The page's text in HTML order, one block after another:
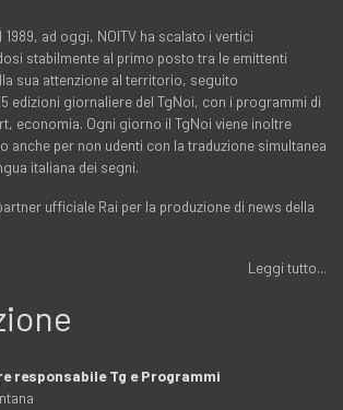
ad oggi, NOITV ha scalato i vertici
stabilmente al primo posto tra le emittenti
sua attenzione al territorio, seguito
edizioni giornaliere del TgNoi, con i programmi di
economia. Ogni giorno il TgNoi viene inoltre
anche per non udenti con la traduzione simultanea
italiana dei segni.
ufficiale Rai per la produzione di news della
Leggi tutto...
responsabile Tg e Programmi